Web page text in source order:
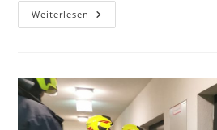
Weiterlesen